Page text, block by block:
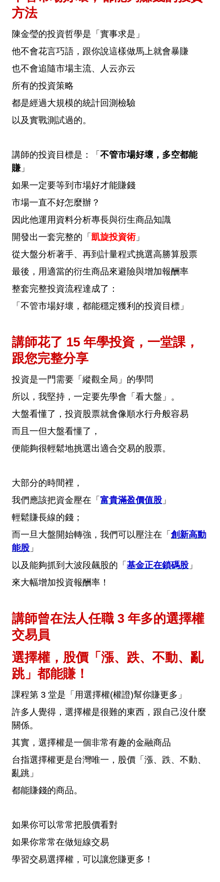
方法
陳金瑩的投資哲學是「實事求是」
他不會花言巧語，跟你說這樣做馬上就會暴賺
也不會追隨市場主流、人云亦云
所有的投資策略
都是經過大規模的統計回測檢驗
以及實戰測試過的。
講師的投資目標是：「 不管市場好壞，多空都能
賺」
如果一定要等到市場好才能賺錢
市場一直不好怎麼辦？
因此他運用資料分析專長與衍生商品知識
開發出一套完整的「 凱旋投資術」
從大盤分析著手、再到計量程式挑選高勝算股票
最後，用適當的衍生商品來避險與增加報酬率
整套完整投資流程達成了：
「不管市場好壞，都能穩定獲利的投資目標」
講師花了 15 年學投資，一堂課，
跟您完整分享
投資是一門需要「縱觀全局」的學問
所以，我堅持，一定要先學會「看大盤」。
大盤看懂了，投資股票就會像順水行舟般容易
而且一但大盤看懂了，
便能夠很輕鬆地挑選出適合交易的股票。
大部分的時間裡，
我們應該把資金壓在「 富貴滿盈價值股 」
輕鬆賺長線的錢；
而一旦大盤開始轉強，我們可以壓注在「 創新高動
能股 」
以及能夠抓到大波段飆股的「 基金正在鎖碼股 」
來大幅增加投資報酬率！
講師曾在法人任職 3 年多的選擇權
交易員
選擇權，股價「漲、跌、不動、亂
跳」都能賺！
課程第 3 堂是「用選擇權(權證)幫你賺更多」
許多人覺得，選擇權是很難的東西，跟自己沒什麼
關係。
其實，選擇權是一個非常有趣的金融商品
台指選擇權更是台灣唯一，股價「漲、跌、不動、
亂跳」
都能賺錢的商品。
如果你可以常常把股價看對
如果你常常在做短線交易
學習交易選擇權，可以讓您賺更多！